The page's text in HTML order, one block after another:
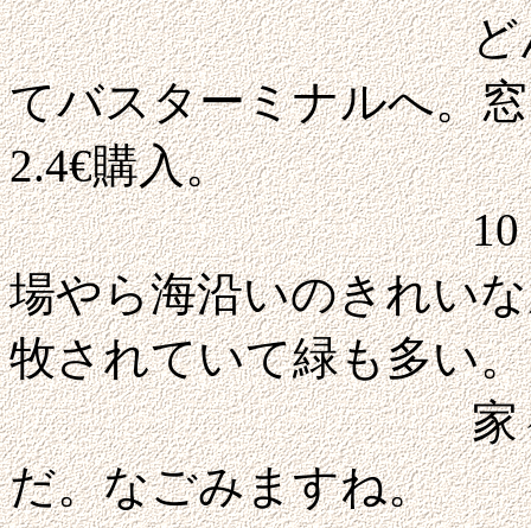
どんより空の
てバスターミナルへ。
2.4€購入。
10：20発のバ
場やら海沿いのきれい
牧されていて緑も多い。
家々や小屋が
だ。なごみますね。